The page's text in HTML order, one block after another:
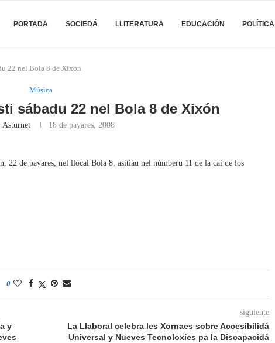
PORTADA SOCIEDÁ LLITERATURA EDUCACIÓN POLÍTICA
22 nel Bola 8 de Xixón
Música
sábadu 22 nel Bola 8 de Xixón
Asturnet 18 de payares, 2008
22 de payares, nel llocal Bola 8, asitiáu nel númberu 11 de la cai de los
0
y
siguiente
La Llaboral celebra les Xornaes sobre Accesibilidá
Universal y Nueves Tecnoloxíes pa la Discapacidá